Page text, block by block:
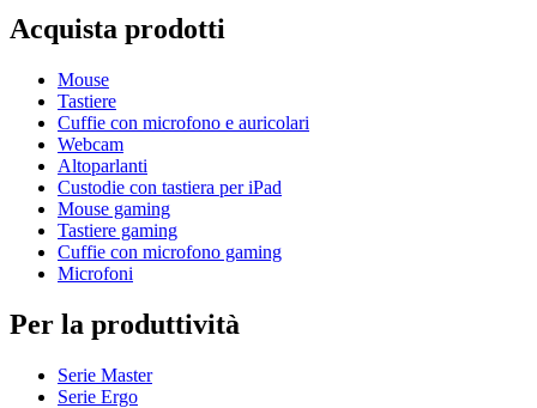
Acquista prodotti
Mouse
Tastiere
Cuffie con microfono e auricolari
Webcam
Altoparlanti
Custodie con tastiera per iPad
Mouse gaming
Tastiere gaming
Cuffie con microfono gaming
Microfoni
Per la produttività
Serie Master
Serie Ergo